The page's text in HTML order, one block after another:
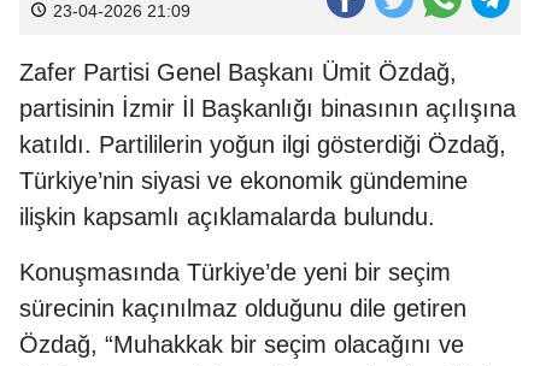
23-04-2026 21:09
Zafer Partisi Genel Başkanı Ümit Özdağ,
partisinin İzmir İl Başkanlığı binasının açılışına
katıldı. Partililerin yoğun ilgi gösterdiği Özdağ,
Türkiye’nin siyasi ve ekonomik gündemine
ilişkin kapsamlı açıklamalarda bulundu.
Konuşmasında Türkiye’de yeni bir seçim
sürecinin kaçınılmaz olduğunu dile getiren
Özdağ, “Muhakkak bir seçim olacağını ve